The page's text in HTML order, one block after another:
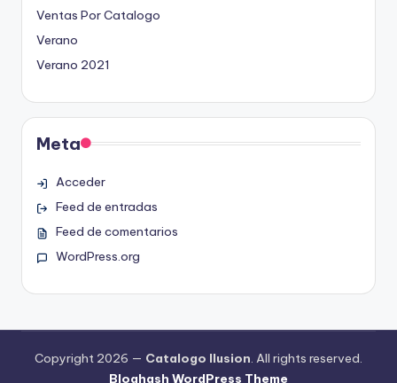
Ventas Por Catalogo
Verano
Verano 2021
Meta
Acceder
Feed de entradas
Feed de comentarios
WordPress.org
Copyright 2026 — Catalogo Ilusion. All rights reserved.
Bloghash WordPress Theme